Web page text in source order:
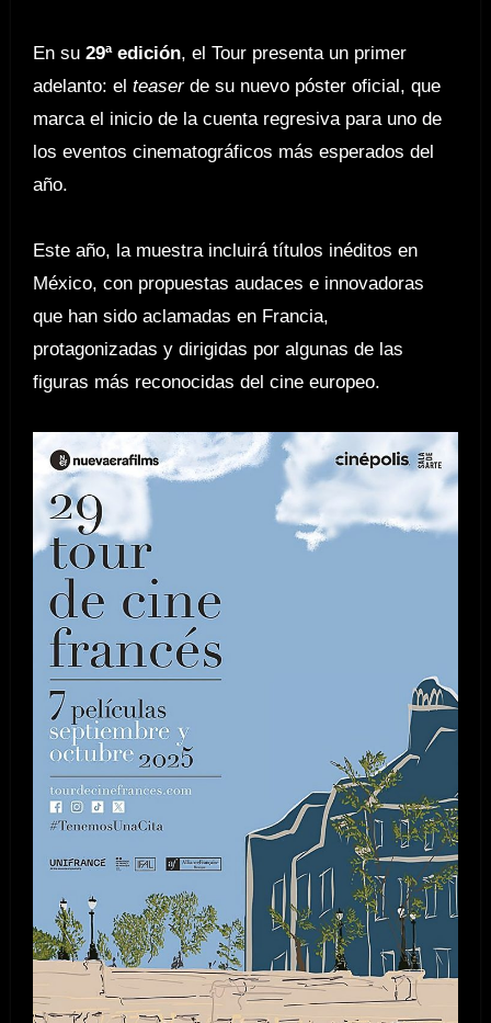
En su 29ª edición, el Tour presenta un primer
adelanto: el teaserde su nuevo póster oficial, que
marca el inicio de la cuenta regresiva para uno de
los eventos cinematográficos más esperados del
año.
Este año, la muestra incluirá títulos inéditos en
México, con propuestas audaces e innovadoras
que han sido aclamadas en Francia,
protagonizadas y dirigidas por algunas de las
figuras más reconocidas del cine europeo.